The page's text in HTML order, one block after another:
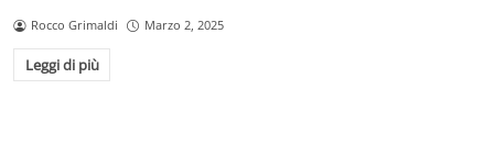
Rocco Grimaldi Marzo 2, 2025
Leggi di più